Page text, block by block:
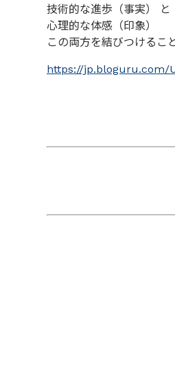
技術的な進歩（事実） と
心理的な体感（印象）
この両方を結びつけるこ
https://jp.bloguru.com/